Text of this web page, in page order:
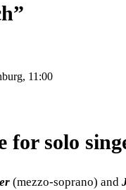
11:00
for solo
(mezzo-soprano) and